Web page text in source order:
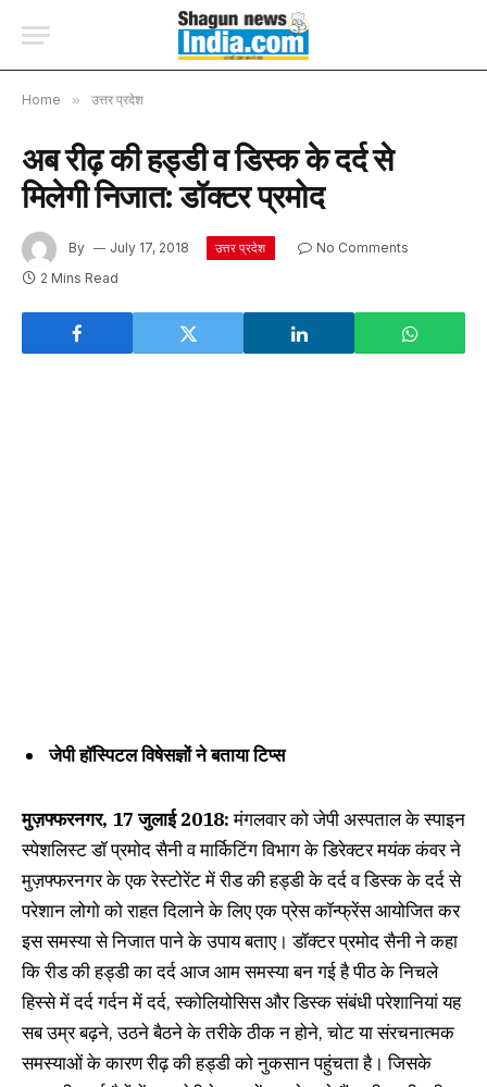
Home » उत्तर प्रदेश
अब रीढ़ की हड्डी व डिस्क के दर्द से
मिलेगी निजात: डॉक्टर प्रमोद
By July 17, 2018 उत्तर प्रदेश
No Comments
2 Mins Read
जेपी हॉस्पिटल विषेसज्ञों ने बताया टिप्स
मुज़फ्फरनगर, 17 जुलाई 2018:मंगलवार को जेपी अस्पताल के स्पाइन
स्पेशलिस्ट डॉ प्रमोद सैनी व मार्किटिंग विभाग के डिरेक्टर मयंक कंवर ने
मुज़फ्फरनगर के एक रेस्टोरेंट में रीड की हड्डी के दर्द व डिस्क के दर्द से
परेशान लोगो को राहत दिलाने के लिए एक प्रेस कॉन्फ्रेंस आयोजित कर
इस समस्या से निजात पाने के उपाय बताए। डॉक्टर प्रमोद सैनी ने कहा
कि रीड की हड्डी का दर्द आज आम समस्या बन गई है पीठ के निचले
हिस्से में दर्द गर्दन में दर्द, स्कोलियोसिस और डिस्क संबंधी परेशानियां यह
सब उम्र बढ़ने, उठने बैठने के तरीके ठीक न होने, चोट या संरचनात्मक
समस्याओं के कारण रीढ़ की हड्डी को नुकसान पहुंचता है। जिसके